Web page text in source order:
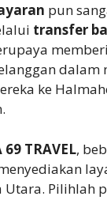
pun
transfer
dalam
ke
69 TRAVEL,
Pilihlah